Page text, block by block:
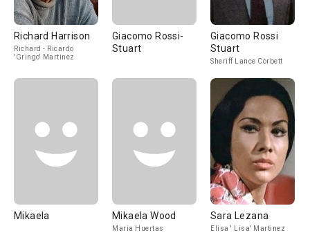
Richard Harrison
Richard - Ricardo
'Gringo' Martinez
Giacomo Rossi-
Stuart
Giacomo Rossi
Stuart
Sheriff Lance Corbett
Mikaela Mikaela Wood
Maria Huertas
Sara Lezana
Elisa ' Lisa' Martinez